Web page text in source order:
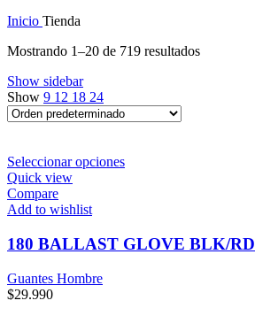
Inicio Tienda
Mostrando 1–20 de 719 resultados
Show sidebar
Show 9 12 18 24
Seleccionar opciones
Quick view
Compare
Add to wishlist
180 BALLAST GLOVE BLK/RD
Guantes Hombre
$29.990